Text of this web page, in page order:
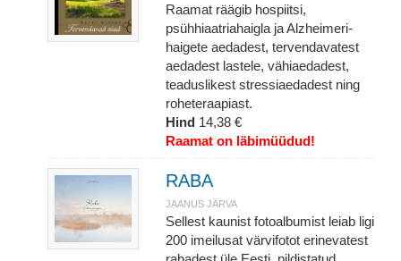
Raamat räägib hospiitsi,
psühhiaatriahaigla ja Alzheimeri-
haigete aedadest, tervendavatest
aedadest lastele, vähiaedadest,
teaduslikest stressiaedadest ning
roheteraapiast.
Hind 14,38 €
Raamat on läbimüüdud!
RABA
JAANUS JÄRVA
Sellest kaunist fotoalbumist leiab ligi
200 imeilusat värvifotot erinevatest